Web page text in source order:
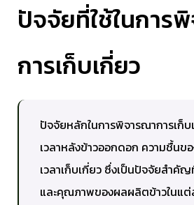
ปัจจัยที่ใช้ในการ
การเก็บเกี่ยว
ปัจจัยหลักในการพิจารณาการเก็บ
เวลาหลังข้าวออกดอก ความชื้นข
เวลาเก็บเกี่ยว ซึ่งเป็นปัจจัยสำ
และคุณภาพของผลผลิตข้าวในแ